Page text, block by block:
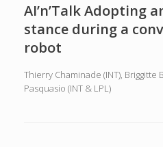
AI’n’Talk Adopting
stance during a
robot
Thierry Chaminade (INT), Briggitte
Pasquasio (INT & LPL)